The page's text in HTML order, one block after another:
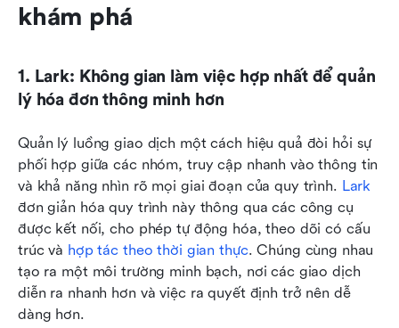
khám phá
1. Lark: Không gian làm việc hợp nhất để quản
lý hóa đơn thông minh hơn
Quản lý luồng giao dịch một cách hiệu quả đòi hỏi sự
phối hợp giữa các nhóm, truy cập nhanh vào thông tin
và khả năng nhìn rõ mọi giai đoạn của quy trình. Lark
đơn giản hóa quy trình này thông qua các công cụ
được kết nối, cho phép tự động hóa, theo dõi có cấu
trúc và hợp tác theo thời gian thực. Chúng cùng nhau
tạo ra một môi trường minh bạch, nơi các giao dịch
diễn ra nhanh hơn và việc ra quyết định trở nên dễ
dàng hơn.